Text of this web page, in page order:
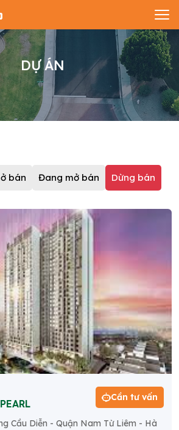
DỰ ÁN
bán Đang mở bán Dừng bán
Cần tư vấn
Cầu Diễn - Quận Nam Từ Liêm - Hà